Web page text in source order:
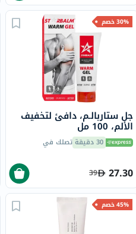
30% خصم
جل ستاربالـم، دافئ لتخفيف
الألم، 100 مل
30 دقيقة تصلك في
27.30
39
45% خصم